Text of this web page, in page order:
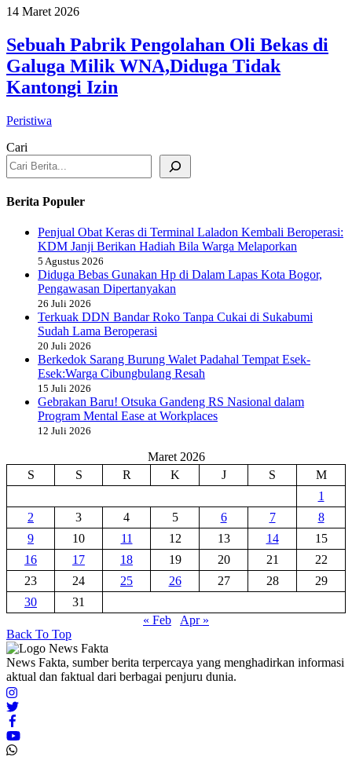
14 Maret 2026
Sebuah Pabrik Pengolahan Oli Bekas di
Galuga Milik WNA,Diduga Tidak
Kantongi Izin
Peristiwa
Cari
Berita Populer
Penjual Obat Keras di Terminal Laladon Kembali Beroperasi:
KDM Janji Berikan Hadiah Bila Warga Melaporkan
5 Agustus 2026
Diduga Bebas Gunakan Hp di Dalam Lapas Kota Bogor,
Pengawasan Dipertanyakan
26 Juli 2026
Terkuak DDN Bandar Roko Tanpa Cukai di Sukabumi
Sudah Lama Beroperasi
20 Juli 2026
Berkedok Sarang Burung Walet Padahal Tempat Esek-
Esek:Warga Cibungbulang Resah
15 Juli 2026
Gebrakan Baru! Otsuka Gandeng RS Nasional dalam
Program Mental Ease at Workplaces
12 Juli 2026
Maret 2026
S
S R K J S
M
1
2
3 4 5 6 7
8
9
10 11 12 13 14
15
16
17 18 19 20 21
22
23
24 25 26 27 28
29
30
31
« Feb
Apr »
Back To Top
News Fakta, sumber berita terpercaya yang menghadirkan informasi
aktual dan faktual dari berbagai penjuru dunia.